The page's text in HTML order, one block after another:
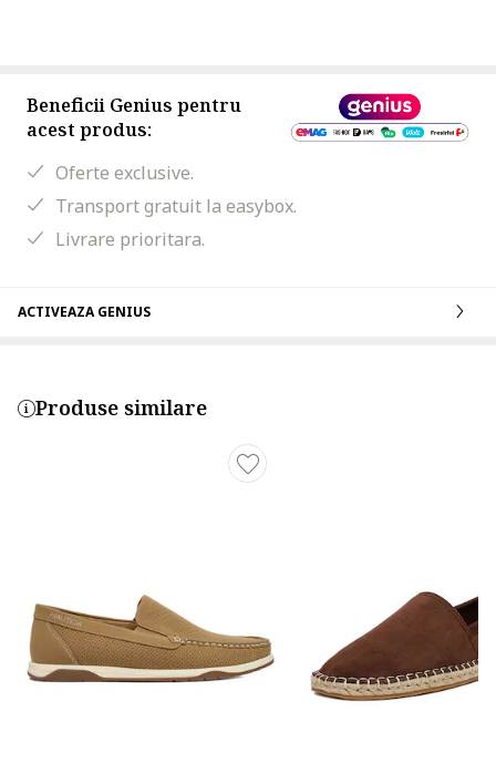
Beneficii Genius pentru
acest produs:
Oferte exclusive.
Transport gratuit la easybox.
Livrare prioritara.
ACTIVEAZA GENIUS
Produse similare